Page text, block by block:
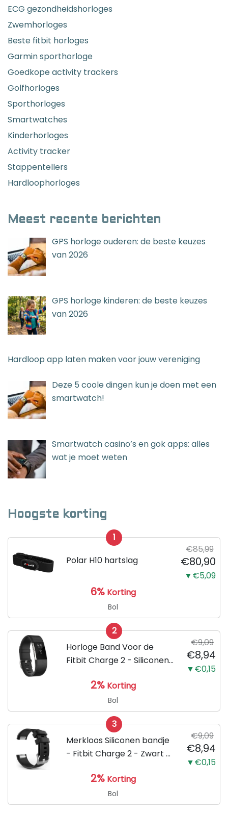
ECG gezondheidshorloges
Zwemhorloges
Beste fitbit horloges
Garmin sporthorloge
Goedkope activity trackers
Golfhorloges
Sporthorloges
Smartwatches
Kinderhorloges
Activity tracker
Stappentellers
Hardloophorloges
Meest recente berichten
GPS horloge ouderen: de beste keuzes
van 2026
GPS horloge kinderen: de beste keuzes
van 2026
Hardloop app laten maken voor jouw vereniging
Deze 5 coole dingen kun je doen met een
smartwatch!
Smartwatch casino’s en gok apps: alles
wat je moet weten
Hoogste korting
1
Polar H10 hartslag
€85,99
€80,90
▼€5,09
6% Korting
Bol
2
Horloge Band Voor de
Fitbit Charge 2 - Siliconen
Armband Large - Geschikt
voor de Activity Tracker /
Polsband / Strap Band /...
€9,09
€8,94
▼€0,15
2% Korting
Bol
3
Merkloos Siliconen bandje
- Fitbit Charge 2 - Zwart -
€9,09
€8,94
▼€0,15
2% Korting
Bol